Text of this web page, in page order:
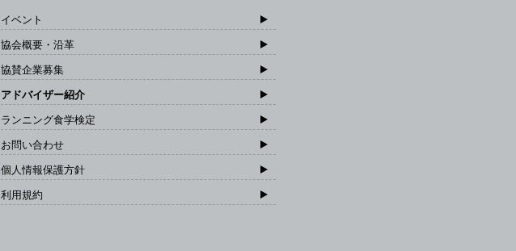
イベント
協会概要・沿革
協賛企業募集
アドバイザー紹介
ランニング食学検定
お問い合わせ
個人情報保護方針
利用規約